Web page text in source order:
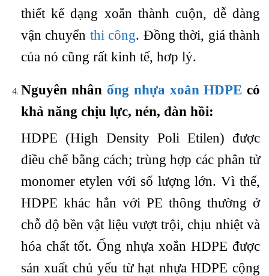
thiết kế dạng xoắn thành cuộn, dễ dàng
vận chuyển thi công. Đồng thời, giá thành
của nó cũng rất kinh tế, hơp lý.
Nguyên nhân ống nhựa xoắn HDPE có
khả năng chịu lực, nén, đàn hồi:
HDPE (High Density Poli Etilen) được
điều chế bằng cách; trùng hợp các phân tử
monomer etylen với số lượng lớn. Vì thế,
HDPE khác hẳn với PE thông thường ở
chỗ độ bền vật liệu vượt trội, chịu nhiệt và
hóa chất tốt. Ống nhựa xoắn HDPE được
sản xuất chủ yếu từ hạt nhựa HDPE cộng